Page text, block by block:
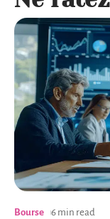
Bourse 6 min read